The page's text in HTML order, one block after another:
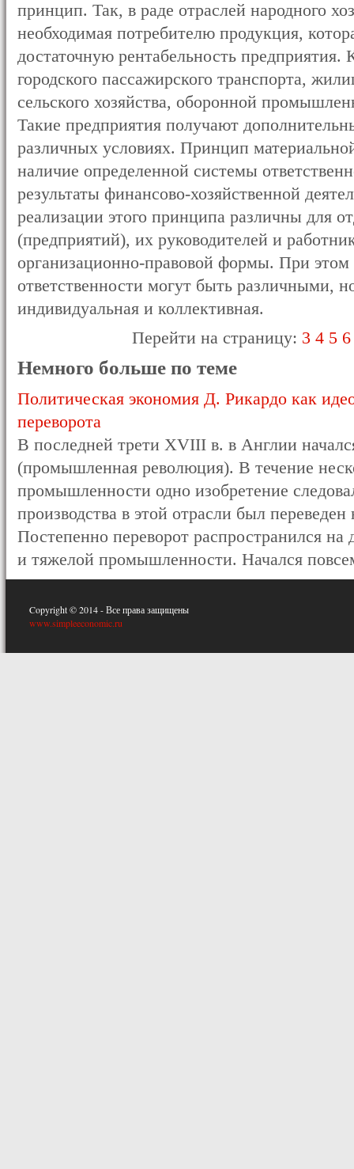
принцип. Так, в раде отраслей народного
необходимая потребителю продукция,
достаточную рентабельность
городского пассажирского транспорта,
сельского хозяйства, оборонной
Такие предприятия получают
различных условиях. Принцип
наличие определенной системы
результаты финансово-хозяйственной
реализации этого принципа различны для
(предприятий), их руководителей и
организационно-правовой формы. При
ответственности могут быть различными,
индивидуальная и коллективная.
Перейти на страницу: 3 4 5 6
Немного больше по теме
Политическая экономия Д. Рикардо как
переворота
В последней трети XVIII в. в Англии
(промышленная революция). В течение
промышленности одно изобретение
производства в этой отрасли был
Постепенно переворот распространился на
и тяжелой промышленности. Начался
Copyright © 2014 - Все права защищены
www.simpleeconomic.ru